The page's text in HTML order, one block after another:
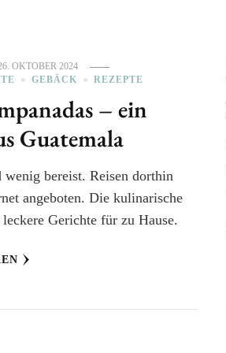
OKTOBER 2024
GEBÄCK REZEPTE
– ein
Guatemala
wenig bereist. Reisen dorthin
angeboten. Die kulinarische
Gerichte für zu Hause.